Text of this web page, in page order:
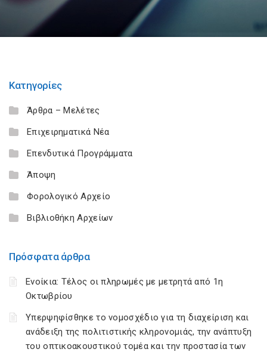
Κατηγορίες
Άρθρα – Μελέτες
Επιχειρηματικά Νέα
Επενδυτικά Προγράμματα
Άποψη
Φορολογικό Αρχείο
Βιβλιοθήκη Αρχείων
Πρόσφατα άρθρα
Ενοίκια: Τέλος οι πληρωμές με μετρητά από 1η
Οκτωβρίου
Υπερψηφίσθηκε το νομοσχέδιο για τη διαχείριση και
ανάδειξη της πολιτιστικής κληρονομιάς, την ανάπτυξη
του οπτικοακουστικού τομέα και την προστασία των